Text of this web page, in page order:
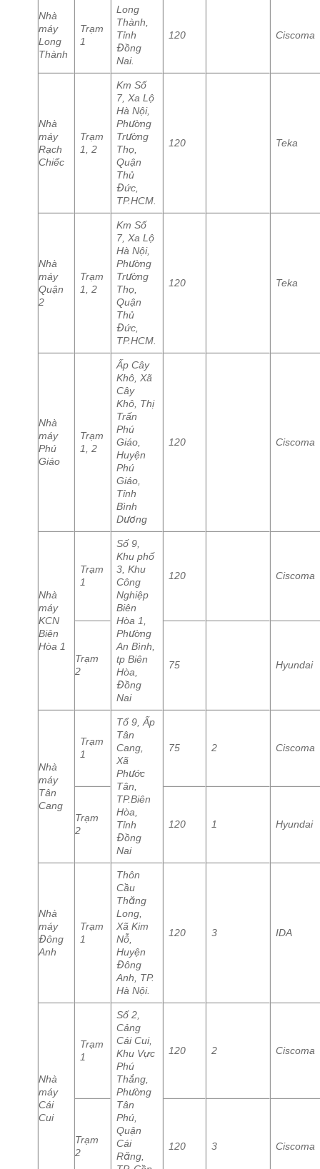
Nhà
máy
Long
Thành
Trạm
1
Long
Thành,
Tỉnh
Đồng
Nai.
120 Ciscoma
Nhà
máy
Rạch
Chiếc
Trạm
1, 2
Km Số
7, Xa Lộ
Hà Nội,
Phường
Trường
Thọ,
Quận
Thủ
Đức,
TP.HCM.
120 Teka
Nhà
máy
Quận
2
Trạm
1, 2
Km Số
7, Xa Lộ
Hà Nội,
Phường
Trường
Thọ,
Quận
Thủ
Đức,
TP.HCM.
120 Teka
Nhà
máy
Phú
Giáo
Trạm
1, 2
Ấp Cây
Khô, Xã
Cây
Khô, Thị
Trấn
Phú
Giáo,
Huyện
Phú
Giáo,
Tỉnh
Bình
Dương
120 Ciscoma
Nhà
máy
KCN
Biên
Hòa 1
Trạm
1
Số 9,
Khu phố
3, Khu
Công
Nghiệp
Biên
Hòa 1,
Phường
An Bình,
tp Biên
Hòa,
Đồng
Nai
120 Ciscoma
Trạm
2
75 Hyundai
Nhà
máy
Tân
Cang
Trạm
1
Tổ 9, Ấp
Tân
Cang,
Xã
Phước
Tân,
TP.Biên
Hòa,
Tỉnh
Đồng
Nai
75 2 Ciscoma
Trạm
2
120 1 Hyundai
Nhà
máy
Đông
Anh
Trạm
1
Thôn
Cầu
Thăng
Long,
Xã Kim
Nỗ,
Huyện
Đông
Anh, TP.
Hà Nội.
120 3 IDA
Nhà
máy
Cái
Cui
Trạm
1
Số 2,
Cảng
Cái Cui,
Khu Vực
Phú
Thắng,
Phường
Tân
Phú,
Quận
Cái
Răng,
120 2 Ciscoma
Trạm
2
120 3 Ciscoma